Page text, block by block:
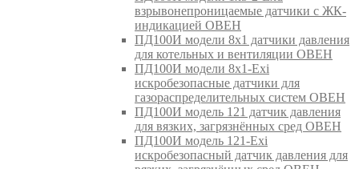
взрывонепроницаемые датчики с ЖК-
индикацией ОВЕН
ПД100И модели 8х1 датчики давления
для котельных и вентиляции ОВЕН
ПД100И модели 8х1-Exi
искробезопасные датчики для
газораспределительных систем ОВЕН
ПД100И модель 121 датчик давления
для вязких, загрязнённых сред ОВЕН
ПД100И модель 121-Exi
искробезопасный датчик давления для